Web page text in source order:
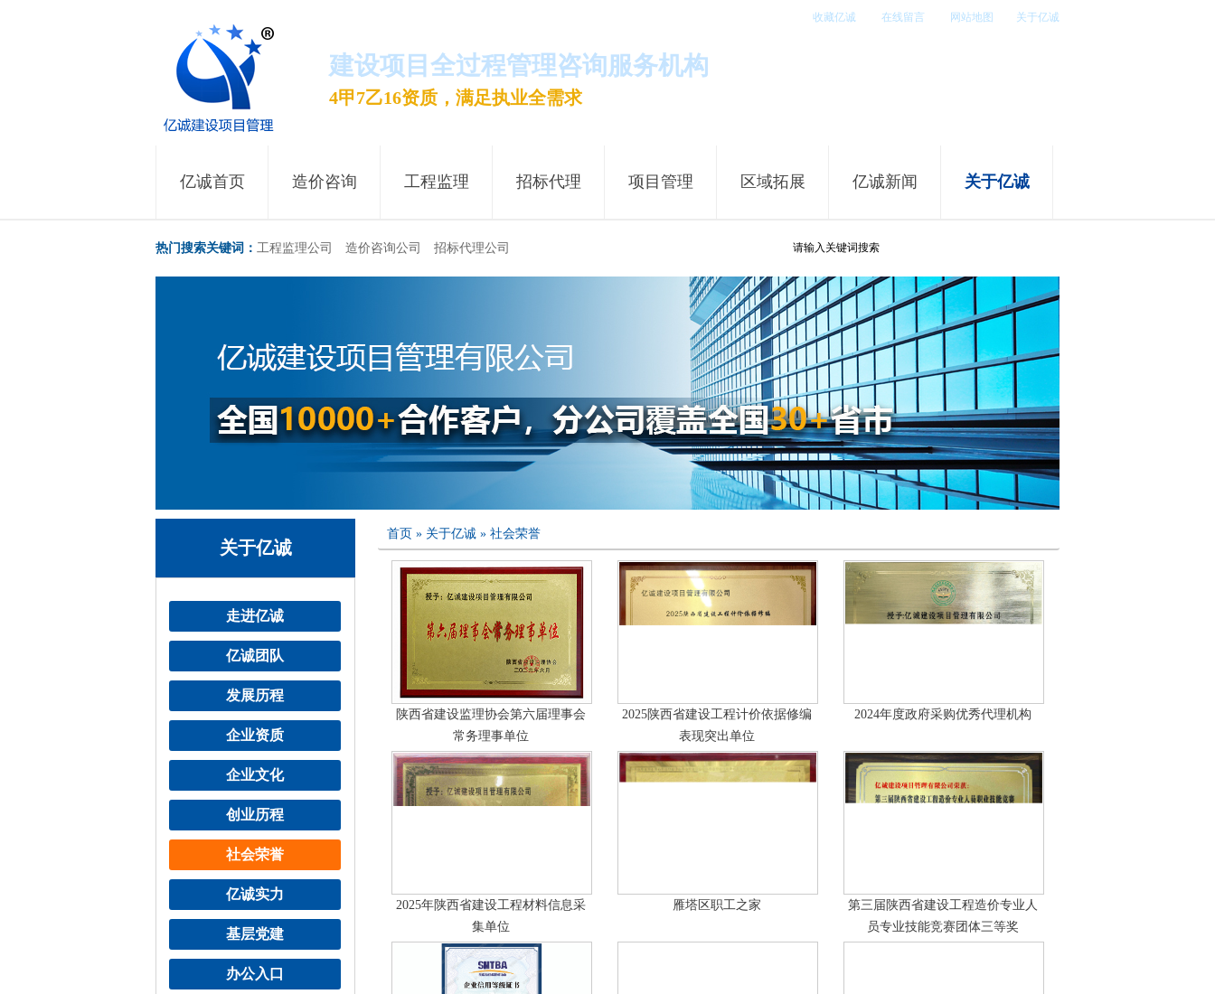
收藏亿诚 在线留言 网站地图 关于亿诚
建设项目全过程管理咨询服务机构
4甲7乙16资质，满足执业全需求
亿诚首页 造价咨询 工程监理 招标代理 项目管理 区域拓展 亿诚新闻 关于亿诚
热门搜索关键词： 工程监理公司 造价咨询公司 招标代理公司
关于亿诚
走进亿诚
亿诚团队
发展历程
企业资质
企业文化
创业历程
社会荣誉
亿诚实力
基层党建
办公入口
首页 » 关于亿诚 » 社会荣誉
陕西省建设监理协会第六届理事会
常务理事单位
2025陕西省建设工程计价依据修编
表现突出单位
2024年度政府采购优秀代理机构
2025年陕西省建设工程材料信息采
集单位
雁塔区职工之家
第三届陕西省建设工程造价专业人
员专业技能竞赛团体三等奖